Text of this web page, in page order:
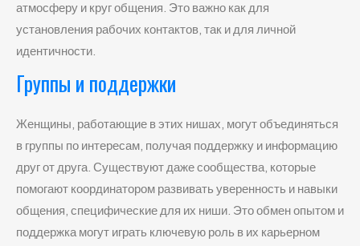
атмосферу и круг общения. Это важно как для
установления рабочих контактов, так и для личной
идентичности.
Группы и поддержки
Женщины, работающие в этих нишах, могут объединяться
в группы по интересам, получая поддержку и информацию
друг от друга. Существуют даже сообщества, которые
помогают координатором развивать уверенность и навыки
общения, специфические для их ниши. Это обмен опытом и
поддержка могут играть ключевую роль в их карьерном